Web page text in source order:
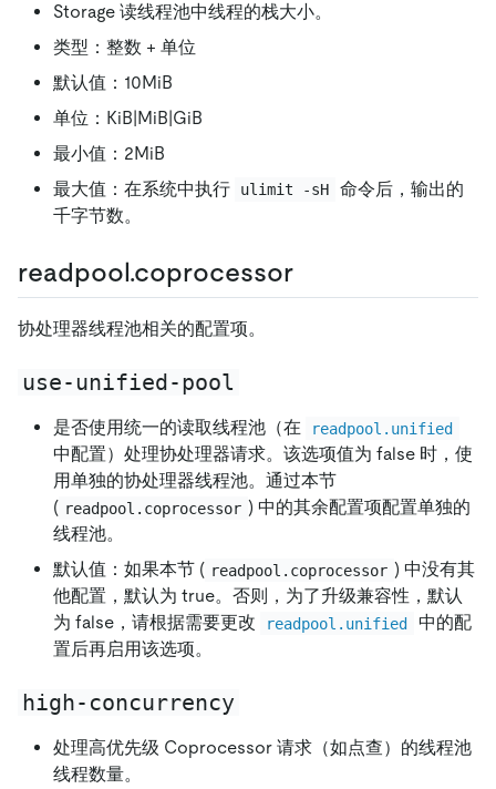
Storage 读线程池中线程的栈大小。
类型：整数 + 单位
默认值：10MiB
单位：KiB|MiB|GiB
最小值：2MiB
最大值：在系统中执行
ulimit -sH
命令后，输出的
千字节数。
readpool.coprocessor
协处理器线程池相关的配置项。
use-unified-pool
是否使用统一的读取线程池（在 readpool.unified
中配置）处理协处理器请求。该选项值为 false 时，使
用单独的协处理器线程池。通过本节
( readpool.coprocessor ) 中的其余配置项配置单独的
线程池。
默认值：如果本节 ( readpool.coprocessor ) 中没有其
他配置，默认为 true。否则，为了升级兼容性，默认
为 false，请根据需要更改
readpool.unified
中的配
置后再启用该选项。
high-concurrency
处理高优先级 Coprocessor 请求（如点查）的线程池
线程数量。